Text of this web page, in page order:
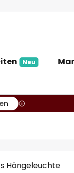
Neu
Hängeleuchte